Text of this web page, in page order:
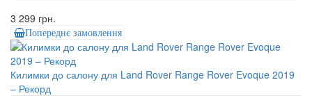
3 299 грн.
Попереднє замовлення
Килимки до салону для Land Rover Range Rover Evoque 2019
– Рекорд